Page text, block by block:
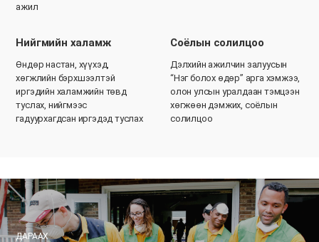
ажил
Нийгмийн халамж
Өндөр настан, хүүхэд,
хөгжлийн бэрхшээлтэй
иргэдийн халамжийн төвд
туслах, нийгмээс
гадуурхагдсан иргэдэд туслах
Соёлын солилцоо
Дэлхийн ажилчин залуусын
“Нэг болох өдөр” арга хэмжээ,
олон улсын уралдаан тэмцээн
хөгжөөн дэмжих, соёлын
солилцоо
ДАРААХ